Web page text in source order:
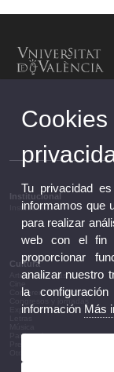
Institucional
Institucional
Cultura
Artes escénicas
Conferencias y debates
Congresos y jornadas
Exposiciones
Patrimonio
Tu privacidad
informamos que
para realizar
web con el fin
proporcionar
analizar nuestro
la
información Más